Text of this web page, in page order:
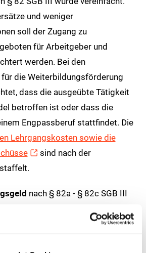
und weniger
soll der Zugang zu
für Arbeitgeber und
werden. Bei den
die Weiterbildungsförderung
dass die ausgeübte Tätigkeit
betroffen ist oder dass die
Engpassberuf stattfindet. Die
Lehrgangskosten sowie die
sind nach der
nach § 82a - § 82c SGB III
zu halten.